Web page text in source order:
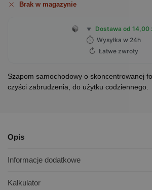
Brak w magazynie
▼ Dostawa od 14,00
⏱ Wysyłka w 24h
↻ Łatwe zwroty
Szapom samochodowy o skoncentrowanej
czyści zabrudzenia, do użytku codziennego.
Opis
Informacje dodatkowe
Kalkulator